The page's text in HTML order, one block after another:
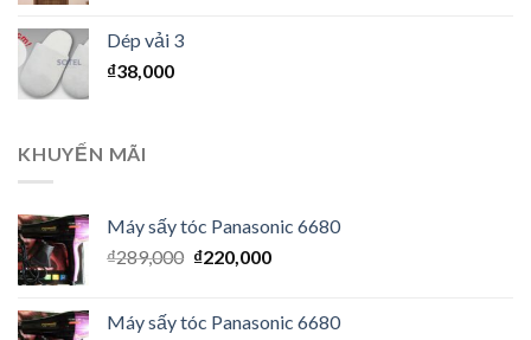
Dép vải 3
₫38,000
KHUYẾN MÃI
Máy sấy tóc Panasonic 6680
₫289,000 ₫220,000
Máy sấy tóc Panasonic 6680